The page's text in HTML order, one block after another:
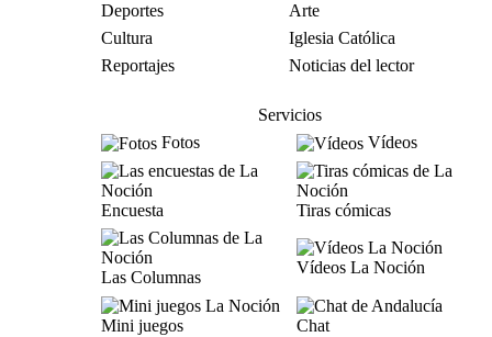
Deportes
Arte
Cultura
Iglesia Católica
Reportajes
Noticias del lector
Servicios
Fotos
Vídeos
Encuesta Tiras cómicas
Las Columnas
Vídeos La Noción
Mini juegos
Chat